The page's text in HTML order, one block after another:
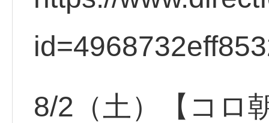
8/2（土）【コロ